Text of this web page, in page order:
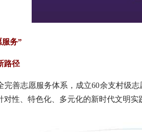
务”
径
志愿服务体系，成立60余支村级志
对性、特色化、多元化的新时代文明